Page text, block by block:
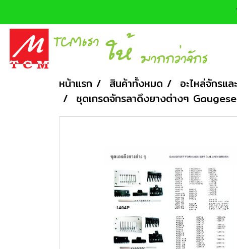
หน้าแรก สินค้าทั้งหมด อะไหล่จักรแ
ชุดเกรดจักรลาดึงยางต่างๆ